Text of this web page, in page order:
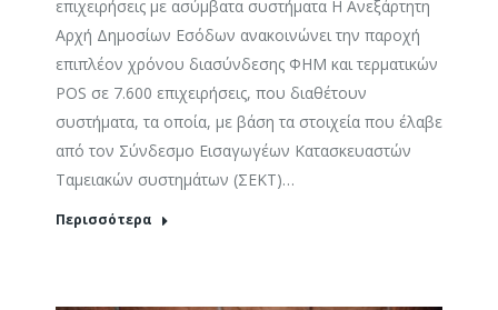
επιχειρήσεις με ασύμβατα συστήματα Η Ανεξάρτητη
Αρχή Δημοσίων Εσόδων ανακοινώνει την παροχή
επιπλέον χρόνου διασύνδεσης ΦΗΜ και τερματικών
POS σε 7.600 επιχειρήσεις, που διαθέτουν
συστήματα, τα οποία, με βάση τα στοιχεία που έλαβε
από τον Σύνδεσμο Εισαγωγέων Κατασκευαστών
Ταμειακών συστημάτων (ΣΕΚΤ)…
Περισσότερα